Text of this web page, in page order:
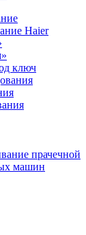
Haier
ключ
прачечной
машин